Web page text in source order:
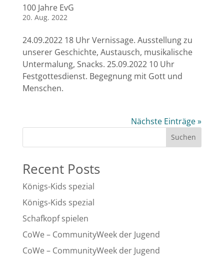
100 Jahre EvG
20. Aug. 2022
24.09.2022 18 Uhr Vernissage. Ausstellung zu
unserer Geschichte, Austausch, musikalische
Untermalung, Snacks. 25.09.2022 10 Uhr
Festgottesdienst. Begegnung mit Gott und
Menschen.
Nächste Einträge »
Suchen
Recent Posts
Königs-Kids spezial
Königs-Kids spezial
Schafkopf spielen
CoWe – CommunityWeek der Jugend
CoWe – CommunityWeek der Jugend